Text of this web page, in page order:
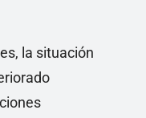
la situación